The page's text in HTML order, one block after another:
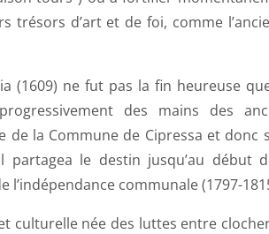
trésors d’art et de foi, comme
(1609) ne fut pas la fin heureuse
des mains des
de la Commune de Cipressa et donc
partagea le destin jusqu’au début
communale (1797-
culturelle née des luttes entre